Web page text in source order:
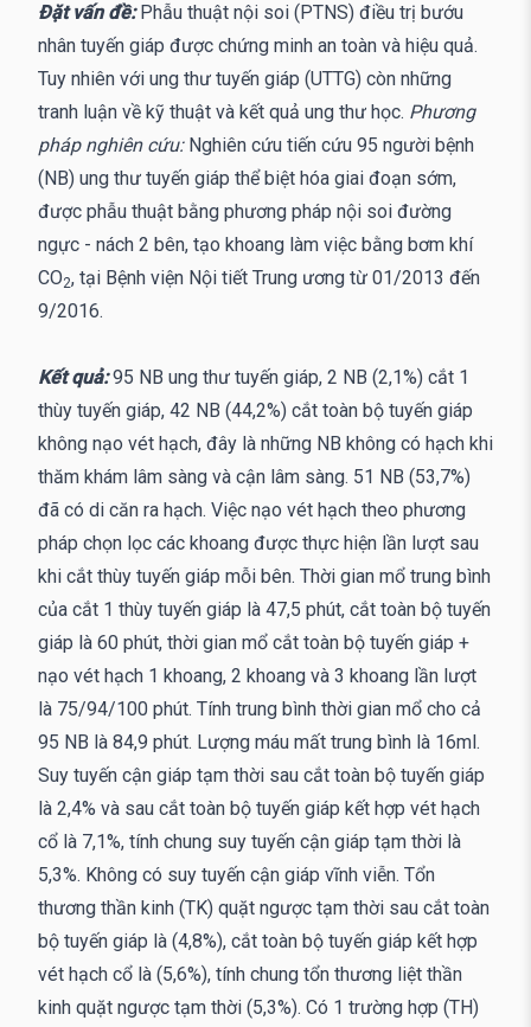
Đặt vấn đề: Phẫu thuật nội soi (PTNS) điều trị bướu
nhân tuyến giáp được chứng minh an toàn và hiệu quả.
Tuy nhiên với ung thư tuyến giáp (UTTG) còn những
tranh luận về kỹ thuật và kết quả ung thư học. Phương
pháp nghiên cứu: Nghiên cứu tiến cứu 95 người bệnh
(NB) ung thư tuyến giáp thể biệt hóa giai đoạn sớm,
được phẫu thuật bằng phương pháp nội soi đường
ngực - nách 2 bên, tạo khoang làm việc bằng bơm khí
CO2, tại Bệnh viện Nội tiết Trung ương từ 01/2013 đến
9/2016.
Kết quả: 95 NB ung thư tuyến giáp, 2 NB (2,1%) cắt 1
thùy tuyến giáp, 42 NB (44,2%) cắt toàn bộ tuyến giáp
không nạo vét hạch, đây là những NB không có hạch khi
thăm khám lâm sàng và cận lâm sàng. 51 NB (53,7%)
đã có di căn ra hạch. Việc nạo vét hạch theo phương
pháp chọn lọc các khoang được thực hiện lần lượt sau
khi cắt thùy tuyến giáp mỗi bên. Thời gian mổ trung bình
của cắt 1 thùy tuyến giáp là 47,5 phút, cắt toàn bộ tuyến
giáp là 60 phút, thời gian mổ cắt toàn bộ tuyến giáp +
nạo vét hạch 1 khoang, 2 khoang và 3 khoang lần lượt
là 75/94/100 phút. Tính trung bình thời gian mổ cho cả
95 NB là 84,9 phút. Lượng máu mất trung bình là 16ml.
Suy tuyến cận giáp tạm thời sau cắt toàn bộ tuyến giáp
là 2,4% và sau cắt toàn bộ tuyến giáp kết hợp vét hạch
cổ là 7,1%, tính chung suy tuyến cận giáp tạm thời là
5,3%. Không có suy tuyến cận giáp vĩnh viễn. Tổn
thương thần kinh (TK) quặt ngược tạm thời sau cắt toàn
bộ tuyến giáp là (4,8%), cắt toàn bộ tuyến giáp kết hợp
vét hạch cổ là (5,6%), tính chung tổn thương liệt thần
kinh quặt ngược tạm thời (5,3%). Có 1 trường hợp (TH)